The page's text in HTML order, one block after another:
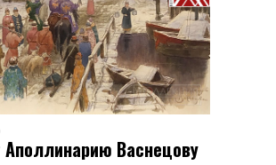
Аполлинарию Васнецову